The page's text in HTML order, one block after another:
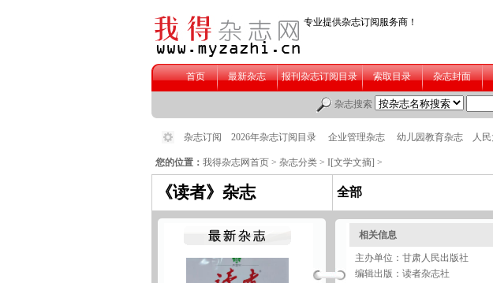
您的位置： 我得杂志网首页 > 杂志分类 > I[文学文摘] >
《读者》杂志 全部
相关信息
主办单位：甘肃人民出版社
编辑出版：读者杂志社